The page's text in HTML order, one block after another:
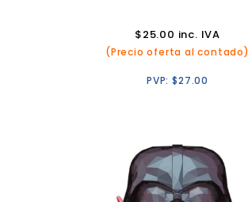
$25.00 inc. IVA
(Precio oferta al contado)
PVP:$27.00